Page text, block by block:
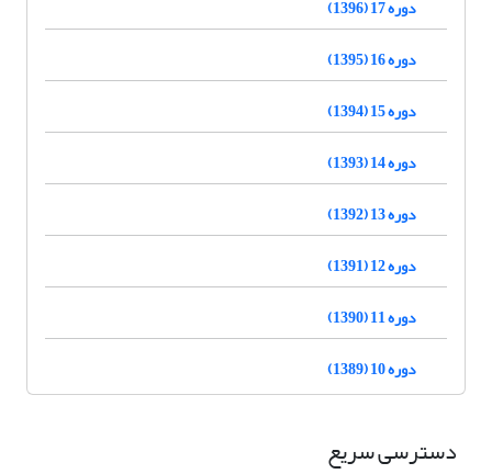
دوره 17 (1396)
دوره 16 (1395)
دوره 15 (1394)
دوره 14 (1393)
دوره 13 (1392)
دوره 12 (1391)
دوره 11 (1390)
دوره 10 (1389)
دسترسی سریع